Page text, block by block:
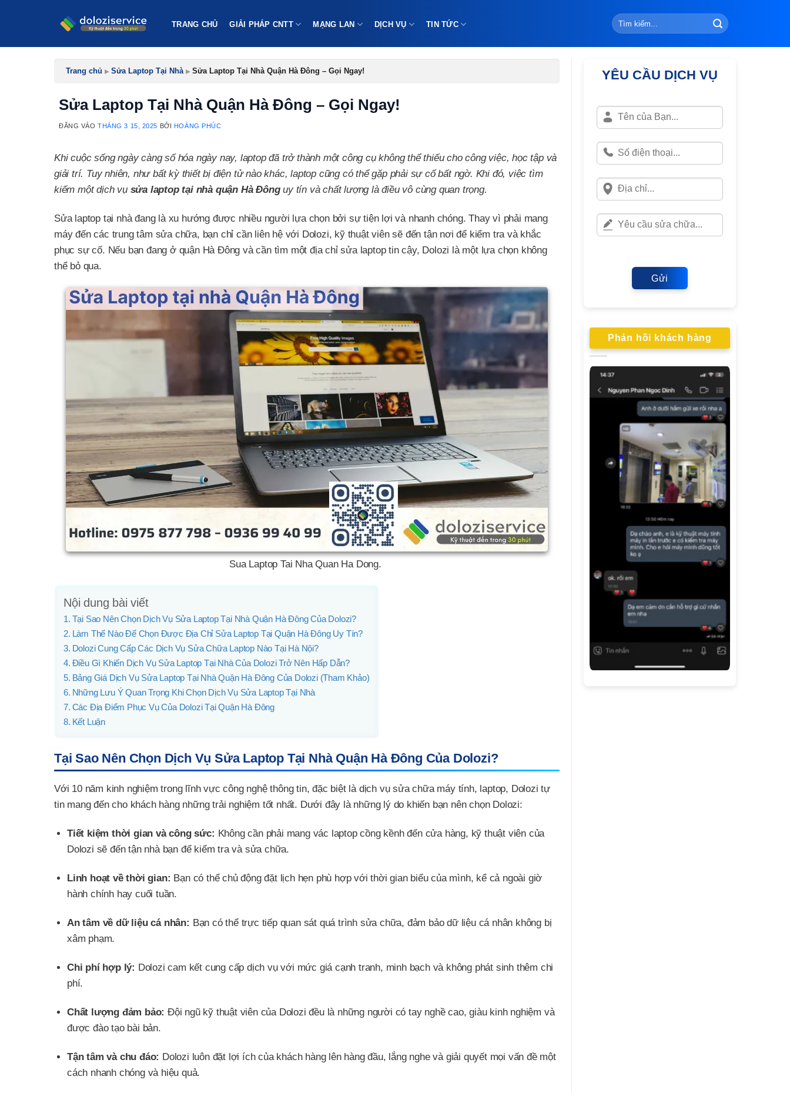
TRANG CHỦ GIẢI PHÁP CNTT MẠNG LAN DỊCH VỤ TIN TỨC
Trang chủ ▸ Sửa Laptop Tại Nhà▸ Sửa Laptop Tại Nhà Quận Hà Đông – Gọi Ngay!
Sửa Laptop Tại Nhà Quận Hà Đông – Gọi Ngay!
ĐĂNG VÀOTHÁNG 3 15, 2025 BỞI HOÀNG PHÚC
Khi cuộc sống ngày càng số hóa ngày nay, laptop đã trở thành một công cụ không thể thiếu cho công việc, học tập và
giải trí. Tuy nhiên, như bất kỳ thiết bị điện tử nào khác, laptop cũng có thể gặp phải sự cố bất ngờ. Khi đó, việc tìm
kiếm một dịch vụ sửa laptop tại nhà quận Hà Đônguy tín và chất lượng là điều vô cùng quan trọng.
Sửa laptop tại nhà đang là xu hướng được nhiều người lựa chọn bởi sự tiện lợi và nhanh chóng. Thay vì phải mang
máy đến các trung tâm sửa chữa, bạn chỉ cần liên hệ với Dolozi, kỹ thuật viên sẽ đến tận nơi để kiểm tra và khắc
phục sự cố. Nếu bạn đang ở quận Hà Đông và cần tìm một địa chỉ sửa laptop tin cậy, Dolozi là một lựa chọn không
thể bỏ qua.
Sua Laptop Tai Nha Quan Ha Dong.
Nội dung bài viết
Tại Sao Nên Chọn Dịch Vụ Sửa Laptop Tại Nhà Quận Hà Đông Của Dolozi?
Làm Thế Nào Để Chọn Được Địa Chỉ Sửa Laptop Tại Quận Hà Đông Uy Tín?
Dolozi Cung Cấp Các Dịch Vụ Sửa Chữa Laptop Nào Tại Hà Nội?
Điều Gì Khiến Dịch Vụ Sửa Laptop Tại Nhà Của Dolozi Trở Nên Hấp Dẫn?
Bảng Giá Dịch Vụ Sửa Laptop Tại Nhà Quận Hà Đông Của Dolozi (Tham Khảo)
Những Lưu Ý Quan Trọng Khi Chọn Dịch Vụ Sửa Laptop Tại Nhà
Các Địa Điểm Phục Vụ Của Dolozi Tại Quận Hà Đông
Kết Luận
Tại Sao Nên Chọn Dịch Vụ Sửa Laptop Tại Nhà Quận Hà Đông Của Dolozi?
Với 10 năm kinh nghiệm trong lĩnh vực công nghệ thông tin, đặc biệt là dịch vụ sửa chữa máy tính, laptop, Dolozi tự
tin mang đến cho khách hàng những trải nghiệm tốt nhất. Dưới đây là những lý do khiến bạn nên chọn Dolozi:
Tiết kiệm thời gian và công sức: Không cần phải mang vác laptop cồng kềnh đến cửa hàng, kỹ thuật viên của
Dolozi sẽ đến tận nhà bạn để kiểm tra và sửa chữa.
Linh hoạt về thời gian: Bạn có thể chủ động đặt lịch hẹn phù hợp với thời gian biểu của mình, kể cả ngoài giờ
hành chính hay cuối tuần.
An tâm về dữ liệu cá nhân: Bạn có thể trực tiếp quan sát quá trình sửa chữa, đảm bảo dữ liệu cá nhân không bị
xâm phạm.
Chi phí hợp lý: Dolozi cam kết cung cấp dịch vụ với mức giá cạnh tranh, minh bạch và không phát sinh thêm chi
phí.
Chất lượng đảm bảo: Đội ngũ kỹ thuật viên của Dolozi đều là những người có tay nghề cao, giàu kinh nghiệm và
được đào tạo bài bản.
Tận tâm và chu đáo: Dolozi luôn đặt lợi ích của khách hàng lên hàng đầu, lắng nghe và giải quyết mọi vấn đề một
cách nhanh chóng và hiệu quả.
YÊU CẦU DỊCH VỤ
Gửi
Phản hồi khách hàng